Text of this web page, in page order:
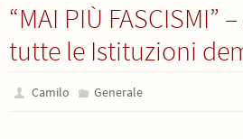
“MAI PIÙ FASCISMI”
tutte le Istituzioni
Camilo Generale